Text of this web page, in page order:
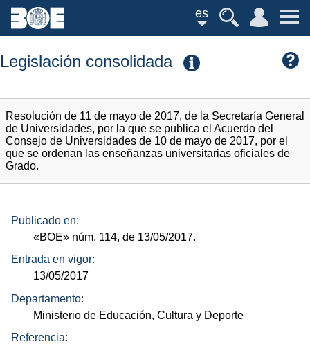
es
Legislación consolidada
Resolución de 11 de mayo de 2017, de la Secretaría General
de Universidades, por la que se publica el Acuerdo del
Consejo de Universidades de 10 de mayo de 2017, por el
que se ordenan las enseñanzas universitarias oficiales de
Grado.
Publicado en:
«BOE» núm. 114, de 13/05/2017.
Entrada en vigor:
13/05/2017
Departamento:
Ministerio de Educación, Cultura y Deporte
Referencia: